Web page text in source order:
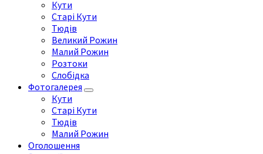
Кути
Старі Кути
Тюдів
Великий Рожин
Малий Рожин
Розтоки
Слобідка
Фотогалерея
Кути
Старі Кути
Тюдів
Малий Рожин
Оголошення